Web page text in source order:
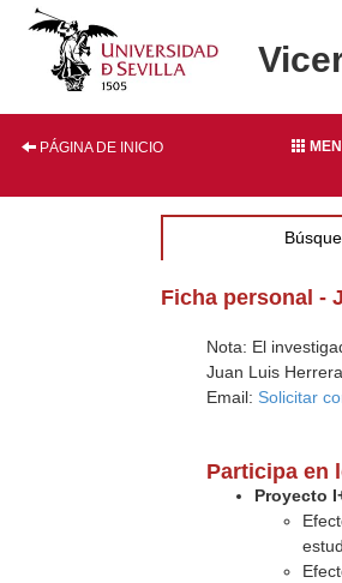
PÁGINA DE INICIO
Ficha personal -
Nota: El
Juan Luis
Email: Solicitar
Participa en
Proyecto